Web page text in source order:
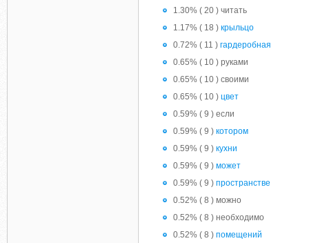
1.30% ( 20 ) читать
1.17% ( 18 ) крыльцо
0.72% ( 11 ) гардеробная
0.65% ( 10 ) руками
0.65% ( 10 ) своими
0.65% ( 10 ) цвет
0.59% ( 9 ) если
0.59% ( 9 ) котором
0.59% ( 9 ) кухни
0.59% ( 9 ) может
0.59% ( 9 ) пространстве
0.52% ( 8 ) можно
0.52% ( 8 ) необходимо
0.52% ( 8 ) помещений